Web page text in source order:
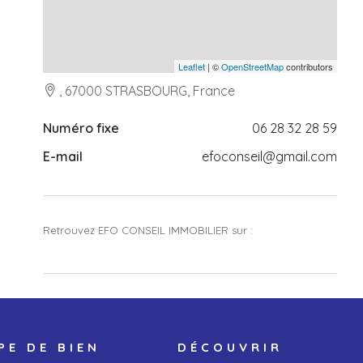
Leaflet | ©OpenStreetMapcontributors
, 67000 STRASBOURG, France
Numéro fixe
06 28 32 28 59
E-mail
efoconseil@gmail.com
Retrouvez EFO CONSEIL IMMOBILIER sur :
DE BIEN DÉCOUVRIR